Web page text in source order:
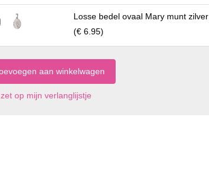
Losse bedel ovaal Mary munt zilver
(€ 6.95)
zet op mijn verlanglijstje